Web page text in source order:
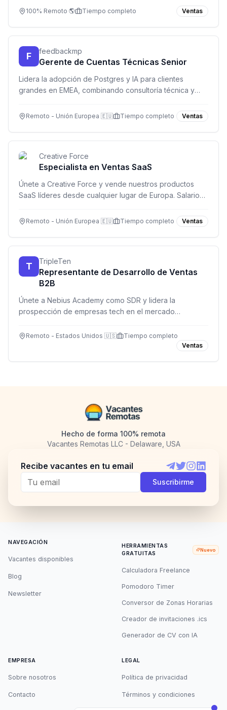
cerrando acuerdos de alto impacto.
100% Remoto 🌎 Tiempo completo Ventas
F feedbackmp
Gerente de Cuentas Técnicas Senior
Lidera la adopción de Postgres y IA para clientes
grandes en EMEA, combinando consultoría técnica y
Remoto - Unión Europea 🇪🇺 Tiempo completo Ventas
Creative Force
Especialista en Ventas SaaS
Únete a Creative Force y vende nuestros productos
SaaS líderes desde cualquier lugar de Europa. Salario
Remoto - Unión Europea 🇪🇺 Tiempo completo Ventas
T TripleTen
Representante de Desarrollo de Ventas
B2B
Únete a Nebius Academy como SDR y lidera la
prospección de empresas tech en el mercado
remoto.
Remoto - Estados Unidos 🇺🇸
Tiempo completo
Ventas
Hecho de forma 100% remota
Vacantes Remotas LLC - Delaware, USA
Recibe vacantes en tu email
Telegram
TwitterInstagram
Suscribirme
NAVEGACIÓN
Vacantes disponibles
Blog
Newsletter
HERRAMIENTAS
GRATUITAS
Nuevo
Calculadora Freelance
Pomodoro Timer
Conversor de Zonas Horarias
Creador de invitaciones .ics
Generador de CV con IA
EMPRESA
Sobre nosotros
Contacto
LEGAL
Política de privacidad
Términos y condiciones